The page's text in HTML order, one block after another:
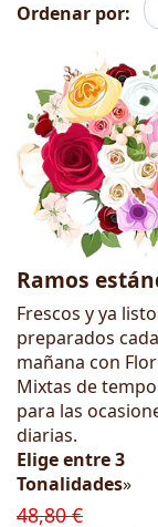
Ordenar por:
Flores
Ramos
Frescos y ya
preparados cada
mañana con
Mixtas de
para las
diarias.
Elige entre 3
Tonalidades»
48,80 €